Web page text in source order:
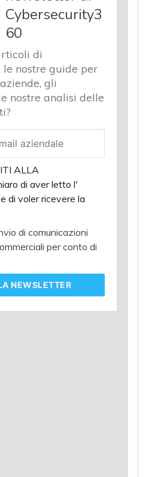
Cybersecurity3
60
di
nostre guide per
gli
nostre analisi delle
ALLA
di aver letto l'
e di voler ricevere la
di comunicazioni
per conto di
NEWSLETTER